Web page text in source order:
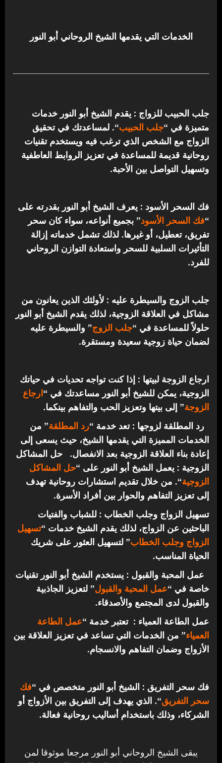
الخدمات التي يقدمها الشيخ الروحاني أبو النور
جلب الحبيب للزواج : يقدم الشيخ أبو النور خدمات
متميزة في “جلب الحبيب“. لمساعدتك في تحقيق
الزواج مع الشخص الذي ترغب فيه ويستخدم تقنيات
روحانية قديمة للمساعدة في تعزيز الروابط العاطفية
وتسهيل التواصل بين الأحبة.
فك السحر الأسود : يعرف الشيخ أبو النور بقدرته على
“فك السحر الأسود” بجميع أنواعه، سواء كان سحر
تفريق، تعطيل، أو غيرها. لذلك تشمل خدماته إزالة
التأثيرات السلبية للسحر واستعادة التوازن الروحاني
للفرد.
جلب الزوج والسيطرة عليه : لأولئك الذين يعانون من
مشاكل في العلاقة الزوجية، لذلك يقدم الشيخ أبو النور
حلولاً للمساعدة في “جلب الزوج” والسيطرة عليه
لضمان حياة زوجية سعيدة ومستقرة.
ارجاع الزوجة لبيتها : إذا كنت تواجه تحديات في حياتك
الزوجية، يمكن للشيخ أبو النور مساعدتك في “ارجاع
الزوجة” إلى بيتها وتعزيز الحب والتفاهم بينكما.
رد المطلقة لزوجها : تعد خدمة “رد المطلقة” من
الخدمات المميزة التي يقدمها الشيخ، حيث يسعى إلى
إعادة بناء العلاقة الزوجية بعد الانفصال.
حل المشاكل
الزوجية : يعمل الشيخ أبو النور على “حل المشاكل
الزوجية“. من خلال تقديم استشارات روحانية تهدف
إلى تعزيز التفاهم والحوار بين أفراد الأسرة.
تسهيل الزواج وجلب الخطاب : للشباب والفتيات
الباحثين عن الزواج، لذلك يقدم الشيخ خدمات “تسهيل
الزواج وجلب الخطاب” لتسهيل العثور على شريك
الحياة المناسب.
عمل المحبة والقبول : يستخدم الشيخ أبو النور تقنيات
خاصة في “عمل المحبة والقبول” لتعزيز الجاذبية
والقبول لدى المجتمع والأصدقاء.
عمل الطاعة العمياء : تعتبر خدمة “عمل الطاعة
العمياء” من الخدمات التي تساعد في تعزيز العلاقة بين
الأزواج وضمان التفاهم والانسجام.
فك سحر التفريق : الشيخ أبو النور متخصص في “فك
سحر التفريق“. الذي يهدف إلى التفريق بين الأزواج أو
الشركاء، وذلك باستخدام أساليب روحانية فعالة.
يبقى الشيخ الروحاني أبو النور مرجعا موثوقا لمن